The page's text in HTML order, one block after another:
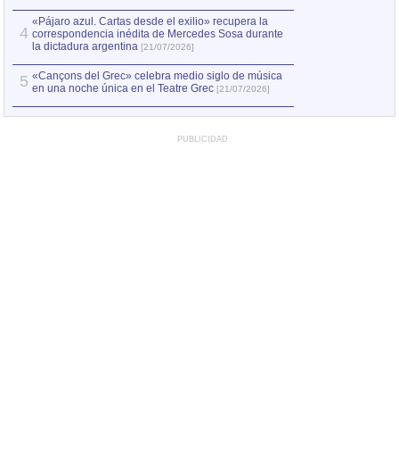
4
«Pájaro azul. Cartas desde el exilio» recupera la
correspondencia inédita de Mercedes Sosa durante
la dictadura argentina [21/07/2026]
5 «Cançons del Grec» celebra medio siglo de música
en una noche única en el Teatre Grec [21/07/2026]
PUBLICIDAD